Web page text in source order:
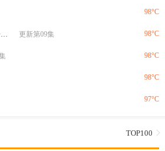
98°C
黑崎先生停不下来的专一之爱 更新第09集 98°C
98°C
98°C
97°C
TOP100